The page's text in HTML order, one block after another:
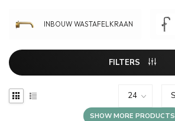
INBOUW WASTAFELKRAAN
FILTERS
SHOW MORE PRODUCTS